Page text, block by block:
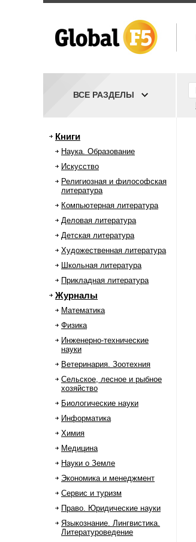
ВСЕ РАЗДЕЛЫ
Книги
Наука. Образование
Искусство
Религиозная и философская
литература
Компьютерная литература
Деловая литература
Детская литература
Художественная литература
Школьная литература
Прикладная литература
Журналы
Математика
Физика
Инженерно-технические
науки
Ветеринария. Зоотехния
Сельское, лесное и рыбное
хозяйство
Биологические науки
Информатика
Химия
Медицина
Науки о Земле
Экономика и менеджмент
Сервис и туризм
Право. Юридические науки
Языкознание. Лингвистика.
Литературоведение